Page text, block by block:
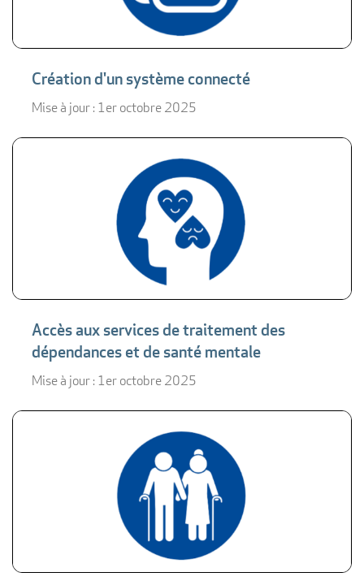
Création d'un système connecté
Mise à jour : 1er octobre 2025
Accès aux services de traitement des
dépendances et de santé mentale
Mise à jour : 1er octobre 2025